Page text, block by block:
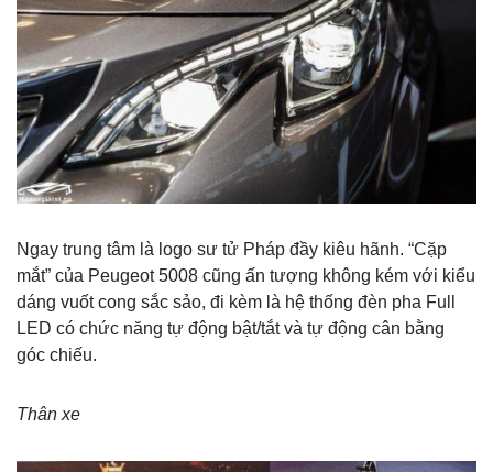
Ngay trung tâm là logo sư tử Pháp đầy kiêu hãnh. “Cặp
mắt” của Peugeot 5008 cũng ấn tượng không kém với kiểu
dáng vuốt cong sắc sảo, đi kèm là hệ thống đèn pha Full
LED có chức năng tự động bật/tắt và tự động cân bằng
góc chiếu.
Thân xe